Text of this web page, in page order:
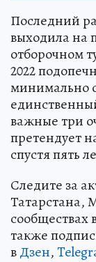
Последний
выходила на
отборочном
2022
минимально
важные три
претендует
спустя пять
Следите за
Татарстана,
сообществах
также
вДзен,